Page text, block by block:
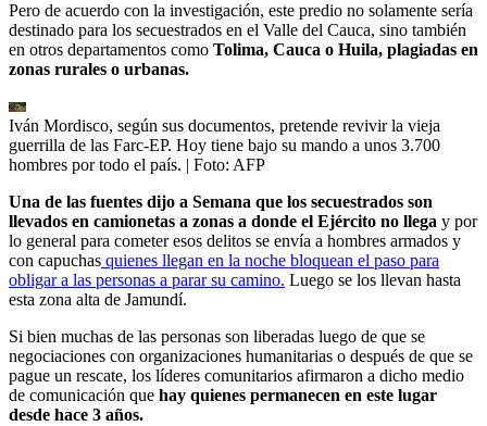
Pero de acuerdo con la investigación, este predio no solamente sería
destinado para los secuestrados en el Valle del Cauca, sino también
en otros departamentos como Tolima, Cauca o Huila, plagiadas en
zonas rurales o urbanas.
Iván Mordisco, según sus documentos, pretende revivir la vieja
guerrilla de las Farc-EP. Hoy tiene bajo su mando a unos 3.700
hombres por todo el país. | Foto: AFP
Una de las fuentes dijo a Semana que los secuestrados son
llevados en camionetas a zonas a donde el Ejército no llega y por
lo general para cometer esos delitos se envía a hombres armados y
con capuchas quienes llegan en la noche bloquean el paso para
obligar a las personas a parar su camino. Luego se los llevan hasta
esta zona alta de Jamundí.
Si bien muchas de las personas son liberadas luego de que se
negociaciones con organizaciones humanitarias o después de que se
pague un rescate, los líderes comunitarios afirmaron a dicho medio
de comunicación que hay quienes permanecen en este lugar
desde hace 3 años.